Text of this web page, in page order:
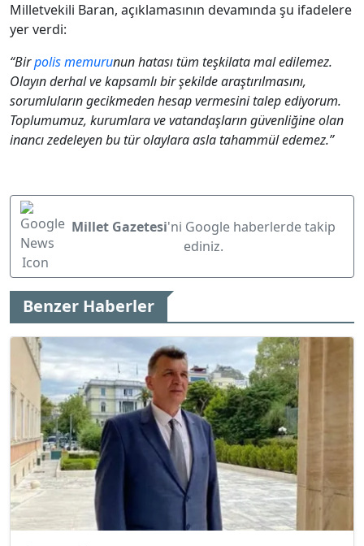
Milletvekili Baran, açıklamasının devamında şu ifadelere
yer verdi:
“Birpolis memurunun hatası tüm teşkilata mal edilemez.
Olayın derhal ve kapsamlı bir şekilde araştırılmasını,
sorumluların gecikmeden hesap vermesini talep ediyorum.
Toplumumuz, kurumlara ve vatandaşların güvenliğine olan
inancı zedeleyen bu tür olaylara asla tahammül edemez.”
Millet Gazetesi'ni Google haberlerde takip
ediniz.
Benzer Haberler